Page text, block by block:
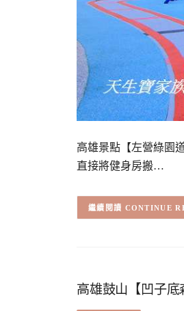
高雄景點【左營綠園
直接將健身房搬…
CONTINUE
高雄鼓山【凹子